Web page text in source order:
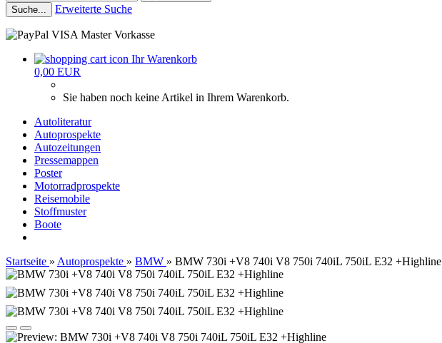
Suche... Erweiterte Suche
Ihr Warenkorb
0,00 EUR
Sie haben noch keine Artikel in Ihrem Warenkorb.
Autoliteratur
Autoprospekte
Autozeitungen
Pressemappen
Poster
Motorradprospekte
Reisemobile
Stoffmuster
Boote
Startseite » Autoprospekte » BMW » BMW 730i +V8 740i V8 750i 740iL 750iL E32 +Highline